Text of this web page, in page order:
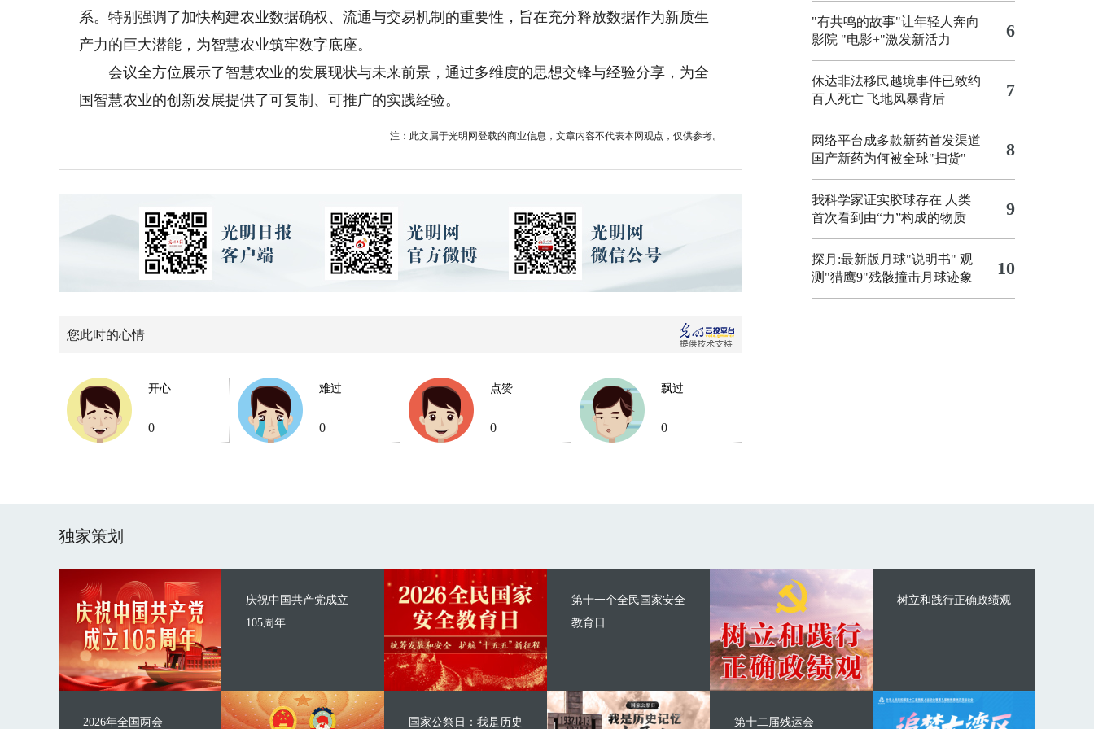
系。特别强调了加快构建农业数据确权、流通与交易机制的重要性，旨在充分释放数据作为新质生
产力的巨大潜能，为智慧农业筑牢数字底座。
会议全方位展示了智慧农业的发展现状与未来前景，通过多维度的思想交锋与经验分享，为全
国智慧农业的创新发展提供了可复制、可推广的实践经验。
注：此文属于光明网登载的商业信息，文章内容不代表本网观点，仅供参考。
您此时的心情
开心
0
难过
0
点赞
0
飘过
0
"有共鸣的故事"让年轻人奔向
影院 "电影+"激发新活力 6
休达非法移民越境事件已致约
百人死亡 飞地风暴背后 7
网络平台成多款新药首发渠道
国产新药为何被全球"扫货"
8
我科学家证实胶球存在 人类
首次看到由“力”构成的物质
9
探月:最新版月球"说明书" 观
测"猎鹰9"残骸撞击月球迹象
10
独家策划
庆祝中国共产党成立
105周年
2026年全国两会
第十一个全民国家安全
教育日
国家公祭日：我是历史
树立和践行正确政绩观
第十二届残运会